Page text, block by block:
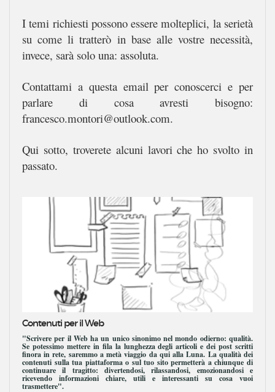
I temi richiesti possono essere molteplici, la serietà
su come li tratterò in base alle vostre necessità,
invece, sarà solo una: assoluta.
Contattami a questa email per conoscerci e per
parlare di cosa avresti bisogno:
francesco.montori@outlook.com.
Qui sotto, troverete alcuni lavori che ho svolto in
passato.
Contenuti per il Web
"Scrivere per il Web ha un unico sinonimo nel mondo odierno: qualità.
Se potessimo mettere in fila la lunghezza degli articoli e dei post scritti
finora in rete, saremmo a metà viaggio da qui alla Luna. La qualità dei
contenuti sulla tua piattaforma o sul tuo sito permetterà a chiunque di
continuare il tragitto: divertendosi, rilassandosi, emozionandosi e
ricevendo informazioni chiare, utili e interessanti su cosa vuoi
trasmettere".